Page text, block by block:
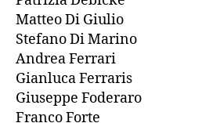
Matteo Di Giulio
Stefano Di Marino
Andrea Ferrari
Gianluca Ferraris
Giuseppe Foderaro
Franco Forte